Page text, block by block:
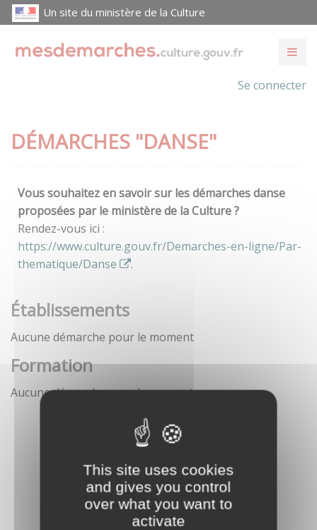
This site uses cookies
and gives you control
over what you want to
activate
Un site du ministère de la Culture
Se connecter
DÉMARCHES "DANSE"
Vous souhaitez en savoir sur les démarches danse
proposées par le ministère de la Culture ?
Rendez-vous ici :
https://www.culture.gouv.fr/Demarches-en-ligne/Par-
thematique/Danse
.
Établissements
Aucune démarche pour le moment
Formation
Aucune démarche pour le moment